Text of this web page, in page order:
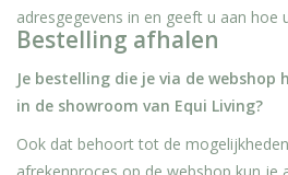
adresgegevens in en geeft u aan hoe
Bestelling afhalen
Je bestelling die je via de
in de showroom van Equi Living?
Ook dat behoort tot de
afrekenproces op de webshop kun je